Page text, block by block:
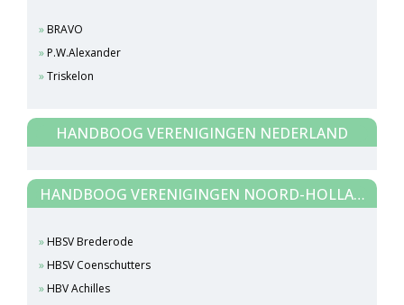
BRAVO
P.W.Alexander
Triskelon
HANDBOOG VERENIGINGEN NEDERLAND
HANDBOOG VERENIGINGEN NOORD-HOLLAND
HBSV Brederode
HBSV Coenschutters
HBV Achilles